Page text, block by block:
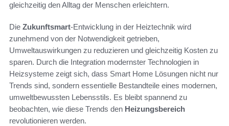
gleichzeitig den Alltag der Menschen erleichtern.
Die Zukunftsmart-Entwicklung in der Heiztechnik wird
zunehmend von der Notwendigkeit getrieben,
Umweltauswirkungen zu reduzieren und gleichzeitig Kosten zu
sparen. Durch die Integration modernster Technologien in
Heizsysteme zeigt sich, dass Smart Home Lösungen nicht nur
Trends sind, sondern essentielle Bestandteile eines modernen,
umweltbewussten Lebensstils. Es bleibt spannend zu
beobachten, wie diese Trends den Heizungsbereich
revolutionieren werden.